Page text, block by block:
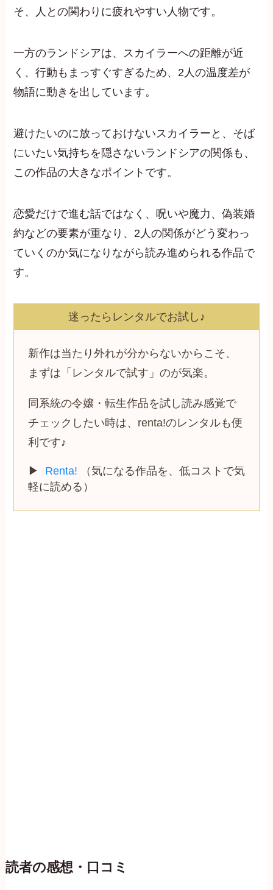
そ、人との関わりに疲れやすい人物です。
一方のランドシアは、スカイラーへの距離が近
く、行動もまっすぐすぎるため、2人の温度差が
物語に動きを出しています。
避けたいのに放っておけないスカイラーと、そば
にいたい気持ちを隠さないランドシアの関係も、
この作品の大きなポイントです。
恋愛だけで進む話ではなく、呪いや魔力、偽装婚
約などの要素が重なり、2人の関係がどう変わっ
ていくのか気になりながら読み進められる作品で
す。
迷ったらレンタルでお試し♪
新作は当たり外れが分からないからこそ、
まずは「レンタルで試す」のが気楽。
同系統の令嬢・転生作品を試し読み感覚で
チェックしたい時は、renta!のレンタルも便
利です♪
▶ Renta!
（気になる作品を、低コストで気
軽に読める）
読者の感想・口コミ